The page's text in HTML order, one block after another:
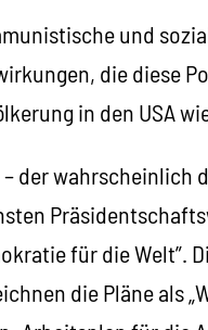
und
die diese
in den USA
der wahrscheinlich
für die Welt”.
die Pläne als